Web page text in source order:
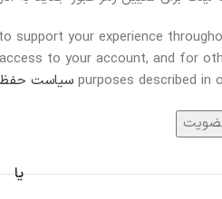
support your experience
to your account, and for
purposes described in سیاست
یا